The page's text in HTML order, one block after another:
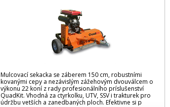
Mulcovací sekacka se záberem 150 cm, robustními
kovanými cepy a nezávislým zážehovým dvouválcem o
výkonu 22 koní z rady profesionálního príslušenství
QuadKit. Vhodná za ctyrkolku, UTV, SSV i trakturek pro
údržbu vetších a zanedbaných ploch. Efektivne si p